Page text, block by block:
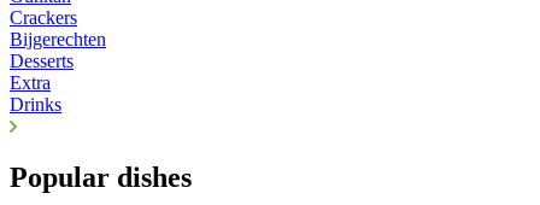
Crackers
Bijgerechten
Desserts
Extra
Drinks
Popular dishes